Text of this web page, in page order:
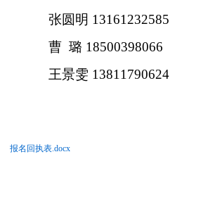
张圆明 13161232585
曹 璐 18500398066
王景雯 13811790624
报名回执表.docx